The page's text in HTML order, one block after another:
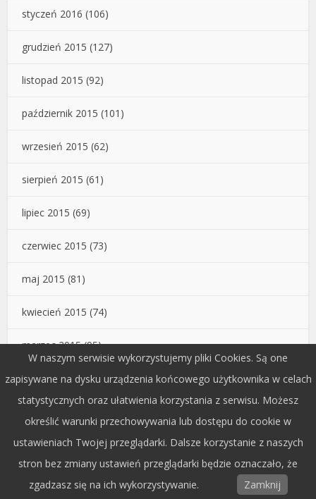
styczeń 2016 (106)
grudzień 2015 (127)
listopad 2015 (92)
październik 2015 (101)
wrzesień 2015 (62)
sierpień 2015 (61)
lipiec 2015 (69)
czerwiec 2015 (73)
maj 2015 (81)
kwiecień 2015 (74)
marzec 2015(95)
luty 2015(19)
Popularne artykuły
Ewangelia i Ty – 23 marca
W naszym serwisie wykorzystujemy pliki Cookies. Są one
zapisywane na dysku urządzenia końcowego użytkownika w celach
statystycznych oraz ułatwienia korzystania z serwisu. Możesz
określić warunki przechowywania lub dostępu do cookie w
ustawieniach Twojej przeglądarki. Dalsze korzystanie z naszych
stron bez zmiany ustawień przeglądarki będzie oznaczało, że
zgadzasz się na ich wykorzystywanie.
Zamknij